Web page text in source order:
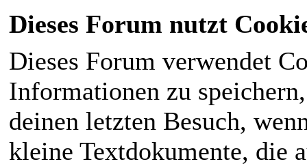
Dieses Forum nutzt
Dieses Forum verwendet
Informationen zu
deinen letzten Besuch,
kleine Textdokumente, die